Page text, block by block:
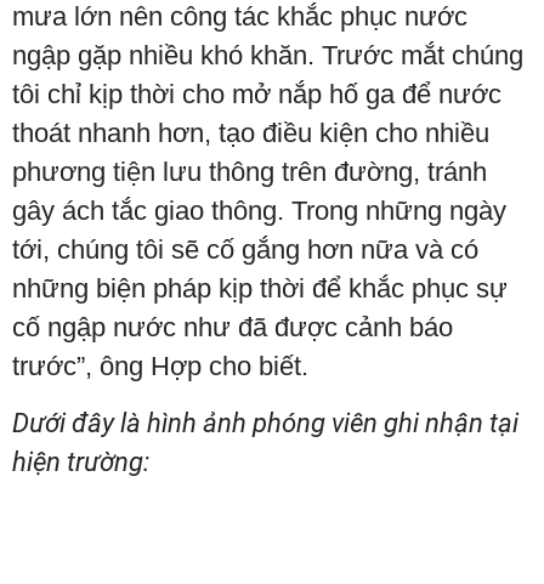
mưa lớn nên công tác khắc phục nước
ngập gặp nhiều khó khăn. Trước mắt chúng
tôi chỉ kịp thời cho mở nắp hố ga để nước
thoát nhanh hơn, tạo điều kiện cho nhiều
phương tiện lưu thông trên đường, tránh
gây ách tắc giao thông. Trong những ngày
tới, chúng tôi sẽ cố gắng hơn nữa và có
những biện pháp kịp thời để khắc phục sự
cố ngập nước như đã được cảnh báo
trước”, ông Hợp cho biết.
Dưới đây là hình ảnh phóng viên ghi nhận tại
hiện trường: